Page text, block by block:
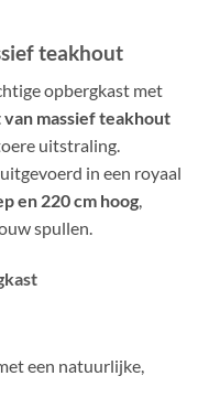
teakhout
opbergkast met
massief teakhout
uitstraling.
in een royaal
en 220 cm hoog,
spullen.
een natuurlijke,